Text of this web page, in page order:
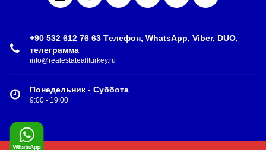
+90 532 612 76 63 Tелефон, WhatsApp, Viber, DUO,
телеграмма
info@realestateallturkey.ru
Понедельник - Суббота
9:00 - 19:00